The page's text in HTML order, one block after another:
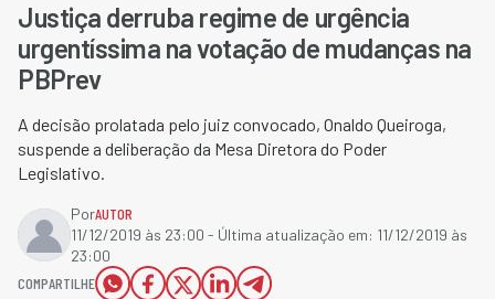
​Justiça derruba regime de urgência
urgentíssima na votação de mudanças na
PBPrev​
A decisão prolatada pelo juiz convocado, Onaldo Queiroga,
suspende a deliberação da Mesa Diretora do Poder
Legislativo.
PorAUTOR
11/12/2019 às 23:00 - Última atualização em: 11/12/2019 às
23:00
COMPARTILHE